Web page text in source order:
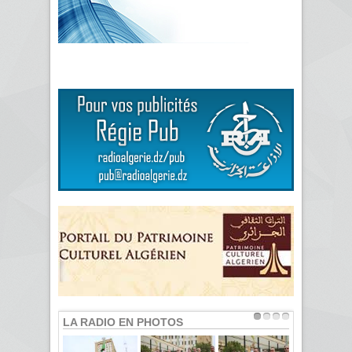
LA RADIO EN PHOTOS